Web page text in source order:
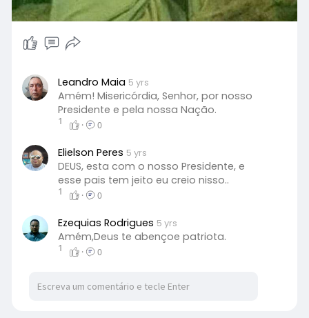
Leandro Maia 5 yrs
Amém! Misericórdia, Senhor, por nosso
Presidente e pela nossa Nação.
1 · 0
Elielson Peres 5 yrs
DEUS, esta com o nosso Presidente, e
esse pais tem jeito eu creio nisso..
1 · 0
Ezequias Rodrigues 5 yrs
Amém,Deus te abençoe patriota.
1 · 0